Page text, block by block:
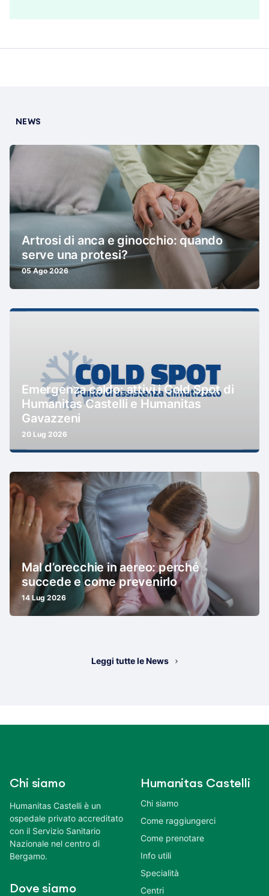
NEWS
Artrosi di anca e ginocchio: quando
serve una protesi?
05 Ago 2026
Emergenza caldo: attivi i Cold Spot di
Humanitas Castelli e Humanitas
Gavazzeni
20 Lug 2026
Mal d’orecchie in aereo: perché
succede e come prevenirlo
14 Lug 2026
Leggi tutte le News
Chi siamo
Humanitas Castelli è un
ospedale privato accreditato
con il Servizio Sanitario
Nazionale nel centro di
Bergamo.
Dove siamo
Humanitas Castelli
Chi siamo
Come raggiungerci
Come prenotare
Info utili
Specialità
Centri